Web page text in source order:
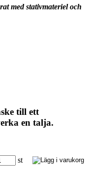
med stativmateriel och
till ett
en talja.
st